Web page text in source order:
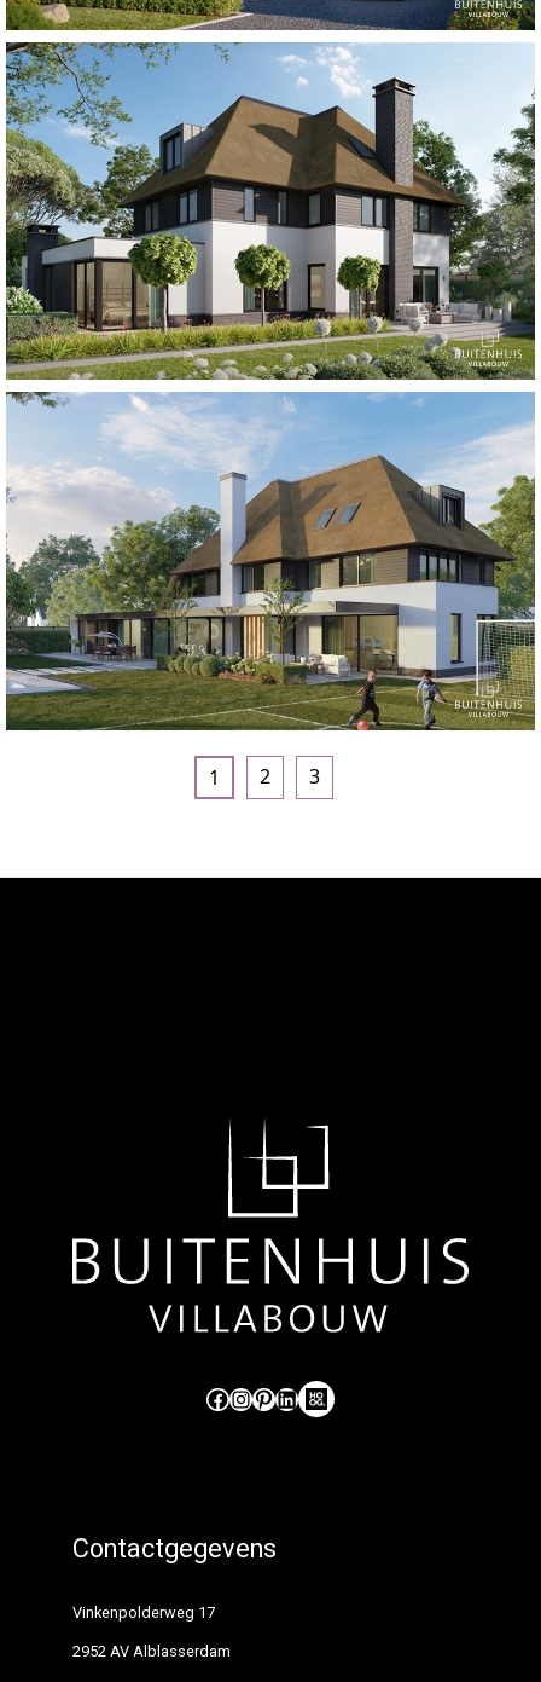
1 2 3
Like ons op Facebook (externe link) Volg ons op Instagram (externe link) Pinterest LinkedIn Hoog Design.
Contactgegevens
Vinkenpolderweg 17
2952 AV Alblasserdam